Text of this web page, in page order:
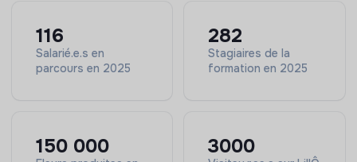
Superviser les besoins matériels, équipements et
logistique
Veiller à l’entretien du matériel et des véhicules
Travailler en lien étroit avec le pôle
accompagnement
116
Salarié.e.s en
parcours en 2025
282
Stagiaires de la
formation en 2025
150 000 3000